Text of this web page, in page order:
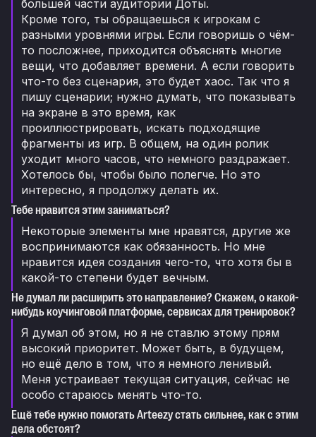
большей части аудитории Доты.
Кроме того, ты обращаешься к игрокам с
разными уровнями игры. Если говоришь о чём-
то посложнее, приходится объяснять многие
вещи, что добавляет времени. А если говорить
что-то без сценария, это будет хаос. Так что я
пишу сценарии; нужно думать, что показывать
на экране в это время, как
проиллюстрировать, искать подходящие
фрагменты из игр. В общем, на один ролик
уходит много часов, что немного раздражает.
Хотелось бы, чтобы было полегче. Но это
интересно, я продолжу делать их.
Тебе нравится этим заниматься?
Некоторые элементы мне нравятся, другие же
воспринимаются как обязанность. Но мне
нравится идея создания чего-то, что хотя бы в
какой-то степени будет вечным.
Не думал ли расширить это направление? Скажем, о какой-
нибудь коучинговой платформе, сервисах для тренировок?
Я думал об этом, но я не ставлю этому прям
высокий приоритет. Может быть, в будущем,
но ещё дело в том, что я немного ленивый.
Меня устраивает текущая ситуация, сейчас не
особо стараюсь менять что-то.
Ещё тебе нужно помогать Arteezy стать сильнее, как с этим
дела обстоят?